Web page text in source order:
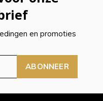
en promoties
ABONNEER